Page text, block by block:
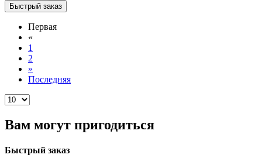
Быстрый заказ
Первая
«
1
2
»
Последняя
Вам могут пригодиться
Быстрый заказ